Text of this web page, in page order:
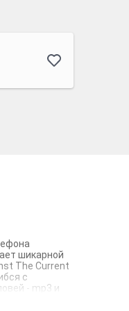
шикарной
The Current
с
- mp3 и